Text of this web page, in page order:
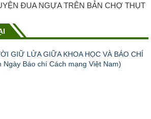
ĐUA NGỰA TRÊN BẢN CHỢ THỤT